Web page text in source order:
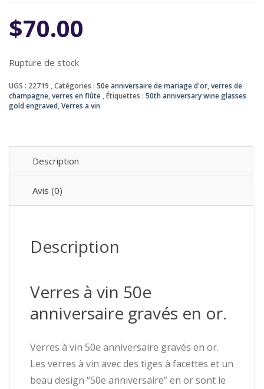
$70.00
Rupture de stock
UGS : 22719 Catégories : 50e anniversaire de mariage d'or,verres de
champagne, verres en flûte Étiquettes : 50th anniversary wine glasses
gold engraved,Verres a vin
Description
Avis (0)
Description
Verres à vin 50e
anniversaire gravés en or.
Verres à vin 50e anniversaire gravés en or.
Les verres à vin avec des tiges à facettes et un
beau design “50e anniversaire” en or sont le